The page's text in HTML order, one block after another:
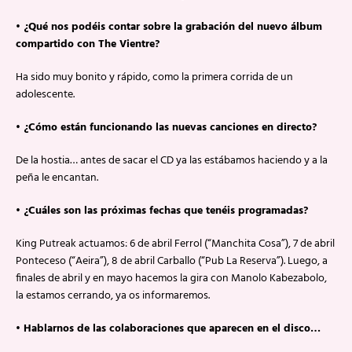
• ¿Qué nos podéis contar sobre la grabación del nuevo álbum
compartido con The Vientre?
Ha sido muy bonito y rápido, como la primera corrida de un
adolescente.
• ¿Cómo están funcionando las nuevas canciones en directo?
De la hostia… antes de sacar el CD ya las estábamos haciendo y a la
peña le encantan.
• ¿Cuáles son las próximas fechas que tenéis programadas?
King Putreak actuamos: 6 de abril Ferrol (“Manchita Cosa”), 7 de abril
Ponteceso (“Aeira”), 8 de abril Carballo (“Pub La Reserva”). Luego, a
finales de abril y en mayo hacemos la gira con Manolo Kabezabolo,
la estamos cerrando, ya os informaremos.
• Hablarnos de las colaboraciones que aparecen en el disco…